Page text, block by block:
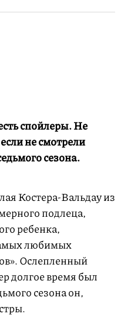
спойлеры. Не
не смотрели
сезона.
Костера-Вальдау из
подлеца,
ребенка,
любимых
Ослепленный
долгое время был
сезона он,